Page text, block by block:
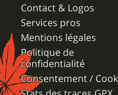
Contact & Logos
Services pros
Mentions légales
Politique de
confidentialité
Consentement /